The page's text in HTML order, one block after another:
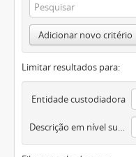
Adicionar novo critério
Limitar resultados para:
Entidade custodiadora
Descrição em nível superior